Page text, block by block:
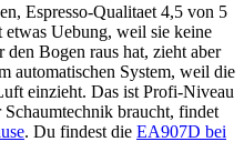
Espresso-Qualitaet 4,5 von 5
Uebung, weil sie keine
Bogen raus hat, zieht aber
automatischen System, weil die
einzieht. Das ist Profi-Niveau
braucht, findet
. Du findest die EA907D bei